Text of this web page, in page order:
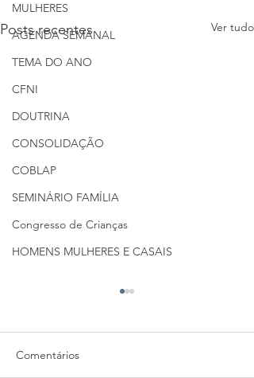
MULHERES
AGENDA SEMANAL
TEMA DO ANO
CFNI
DOUTRINA
CONSOLIDAÇÃO
COBLAP
SEMINÁRIO FAMÍLIA
Congresso de Crianças
HOMENS MULHERES E CASAIS
Posts recentes Ver tudo
Comentários